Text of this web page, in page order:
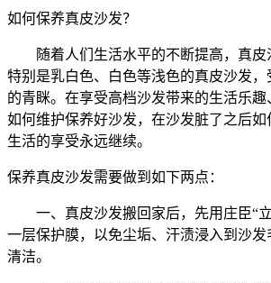
如何保养真皮沙发？
随着人们生活水平的不断提高，真皮
特别是乳白色、白色等浅色的真皮沙发
的青眯。在享受高档沙发带来的生活乐趣
如何维护保养好沙发，在沙发脏了之后
生活的享受永远继续。
保养真皮沙发需要做到如下两点：
一、真皮沙发搬回家后，先用庄臣“立
一层保护膜，以免尘垢、汗渍浸入到沙
清洁。